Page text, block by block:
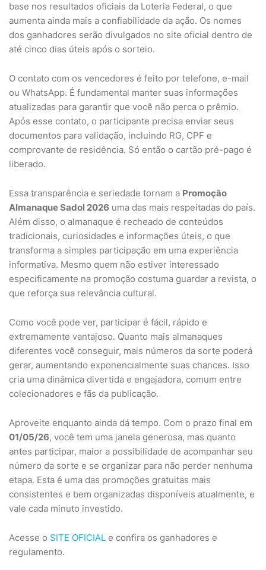
base nos resultados oficiais da Loteria Federal, o que
aumenta ainda mais a confiabilidade da ação. Os nomes
dos ganhadores serão divulgados no site oficial dentro de
até cinco dias úteis após o sorteio.
O contato com os vencedores é feito por telefone, e-mail
ou WhatsApp. É fundamental manter suas informações
atualizadas para garantir que você não perca o prêmio.
Após esse contato, o participante precisa enviar seus
documentos para validação, incluindo RG, CPF e
comprovante de residência. Só então o cartão pré-pago é
liberado.
Essa transparência e seriedade tornam a Promoção
Almanaque Sadol 2026 uma das mais respeitadas do país.
Além disso, o almanaque é recheado de conteúdos
tradicionais, curiosidades e informações úteis, o que
transforma a simples participação em uma experiência
informativa. Mesmo quem não estiver interessado
especificamente na promoção costuma guardar a revista, o
que reforça sua relevância cultural.
Como você pode ver, participar é fácil, rápido e
extremamente vantajoso. Quanto mais almanaques
diferentes você conseguir, mais números da sorte poderá
gerar, aumentando exponencialmente suas chances. Isso
cria uma dinâmica divertida e engajadora, comum entre
colecionadores e fãs da publicação.
Aproveite enquanto ainda dá tempo. Com o prazo final em
01/05/26, você tem uma janela generosa, mas quanto
antes participar, maior a possibilidade de acompanhar seu
número da sorte e se organizar para não perder nenhuma
etapa. Esta é uma das promoções gratuitas mais
consistentes e bem organizadas disponíveis atualmente, e
vale cada minuto investido.
Acesse o SITE OFICIAL e confira os ganhadores e
regulamento.